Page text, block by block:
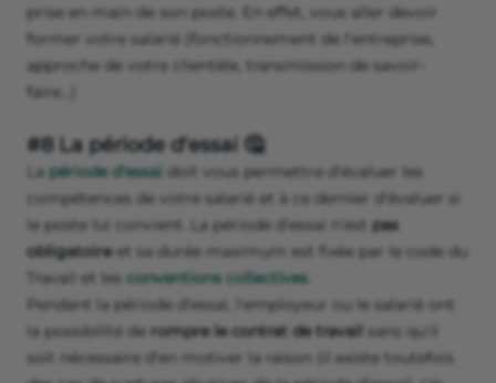
prise en main de son poste. En effet, vous aller devoir
former votre salarié (fonctionnement de l'entreprise,
approche de votre clientèle, transmission de savoir-
faire…)
#8 La période d'essai 🤔
La période d'essai doit vous permettre d'évaluer les
compétences de votre salarié et à ce dernier d'évaluer si
le poste lui convient. La période d'essai n’est pas
obligatoireet sa durée maximum est fixée par le code du
Travail et les conventions collectives.
Pendant la période d'essai, l'employeur ou le salarié ont
la possibilité de rompre le contrat de travail sans qu'il
soit nécessaire d'en motiver la raison (il existe toutefois